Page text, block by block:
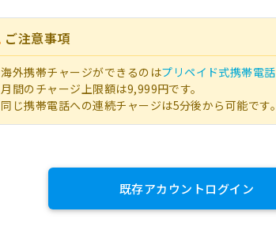
ご注意事項
海外携帯チャージができるのはプリペイド式携帯電話
月間のチャージ上限額は9,999円です。
同じ携帯電話への連続チャージは5分後から可能です。
既存アカウントログイン